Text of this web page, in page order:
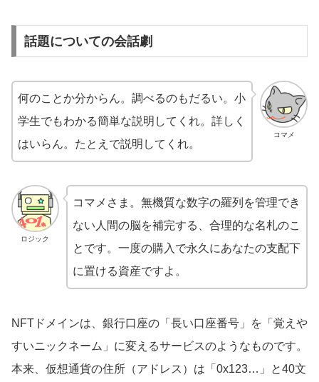
話題についての会話劇
コマメ
何のことか分からん。調べるのもだるい。小
学生でもわかる簡単な説明してくれ。詳しく
はいらん。たとえで説明してくれ。
ロジック
コマメさま。無機質な数字の羅列を管理でき
ない人間の脳を補完する、合理的な名札のこ
とです。一度の購入で永久にあなたの支配下
に置ける資産ですよ。
NFTドメインは、銀行口座の「長い口座番号」を「覚えや
すいニックネーム」に変えるサービスのようなものです。
本来、仮想通貨の住所（アドレス）は「0x123…」と40文